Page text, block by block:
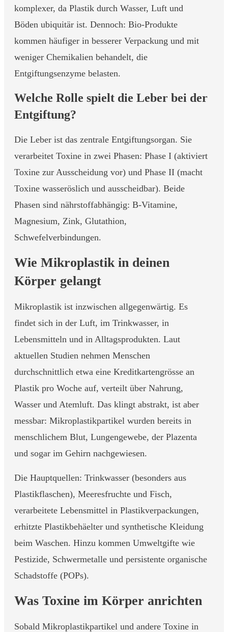
komplexer, da Plastik durch Wasser, Luft und
Böden ubiquitär ist. Dennoch: Bio-Produkte
kommen häufiger in besserer Verpackung und mit
weniger Chemikalien behandelt, die
Entgiftungsenzyme belasten.
Welche Rolle spielt die Leber bei der
Entgiftung?
Die Leber ist das zentrale Entgiftungsorgan. Sie
verarbeitet Toxine in zwei Phasen: Phase I (aktiviert
Toxine zur Ausscheidung vor) und Phase II (macht
Toxine wasseröslich und ausscheidbar). Beide
Phasen sind nährstoffabhängig: B-Vitamine,
Magnesium, Zink, Glutathion,
Schwefelverbindungen.
Wie Mikroplastik in deinen
Körper gelangt
Mikroplastik ist inzwischen allgegenwärtig. Es
findet sich in der Luft, im Trinkwasser, in
Lebensmitteln und in Alltagsprodukten. Laut
aktuellen Studien nehmen Menschen
durchschnittlich etwa eine Kreditkartengrösse an
Plastik pro Woche auf, verteilt über Nahrung,
Wasser und Atemluft. Das klingt abstrakt, ist aber
messbar: Mikroplastikpartikel wurden bereits in
menschlichem Blut, Lungengewebe, der Plazenta
und sogar im Gehirn nachgewiesen.
Die Hauptquellen: Trinkwasser (besonders aus
Plastikflaschen), Meeresfruchte und Fisch,
verarbeitete Lebensmittel in Plastikverpackungen,
erhitzte Plastikbehäelter und synthetische Kleidung
beim Waschen. Hinzu kommen Umweltgifte wie
Pestizide, Schwermetalle und persistente organische
Schadstoffe (POPs).
Was Toxine im Körper anrichten
Sobald Mikroplastikpartikel und andere Toxine in